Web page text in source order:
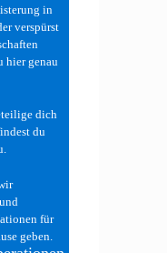
in
verspürst
hier genau
dich
du
für
geben.